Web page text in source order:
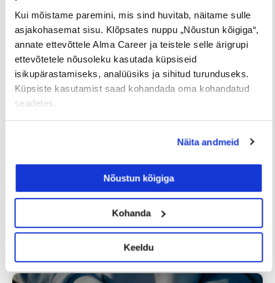
Kui mõistame paremini, mis sind huvitab, näitame sulle
asjakohasemat sisu. Klõpsates nuppu „Nõustun kõigiga“,
annate ettevõttele Alma Career ja teistele selle ärigrupi
ettevõtetele nõusoleku kasutada küpsiseid
isikupärastamiseks, analüüsiks ja sihitud turunduseks.
Küpsiste kasutamist saad kohandada oma kohandatud
seadetes.
Näita andmeid
Nõustun kõigiga
Kohanda
Keeldu
Uuringud
Iga neljas eestlane on käinud
tööintervjuul ilma tegeliku
vahetuskavatsuseta
23/07/2026